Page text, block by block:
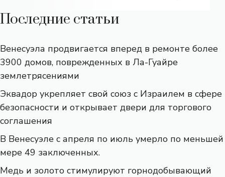
Последние статьи
Венесуэла продвигается вперед в ремонте более
3900 домов, поврежденных в Ла-Гуайре
землетрясениями
Эквадор укрепляет свой союз с Израилем в сфере
безопасности и открывает двери для торгового
соглашения
В Венесуэле с апреля по июль умерло по меньшей
мере 49 заключенных.
Медь и золото стимулируют горнодобывающий